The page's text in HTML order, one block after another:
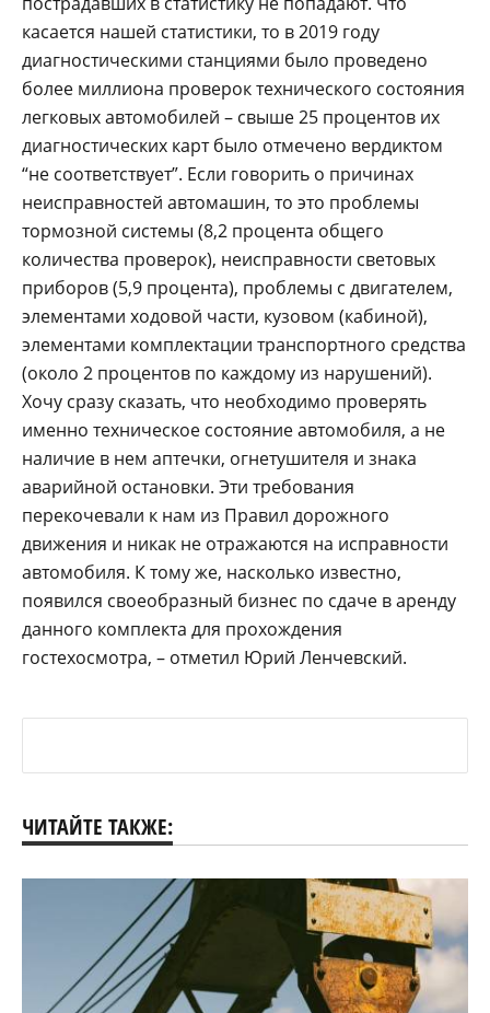
касается нашей статистики, то в 2019 году
диагностическими станциями было проведено
более миллиона проверок технического состояния
легковых автомобилей – свыше 25 процентов их
диагностических карт было отмечено вердиктом
“не соответствует”. Если говорить о причинах
неисправностей автомашин, то это проблемы
тормозной системы (8,2 процента общего
количества проверок), неисправности световых
приборов (5,9 процента), проблемы с двигателем,
элементами ходовой части, кузовом (кабиной),
элементами комплектации транспортного средства
(около 2 процентов по каждому из нарушений).
Хочу сразу сказать, что необходимо проверять
именно техническое состояние автомобиля, а не
наличие в нем аптечки, огнетушителя и знака
аварийной остановки. Эти требования
перекочевали к нам из Правил дорожного
движения и никак не отражаются на исправности
автомобиля. К тому же, насколько известно,
появился своеобразный бизнес по сдаче в аренду
данного комплекта для прохождения
гостехосмотра, – отметил Юрий Ленчевский.
ЧИТАЙТЕ ТАКЖЕ: